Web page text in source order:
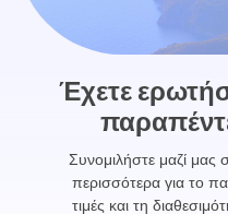
Έχετε
Συνομιλήστε μαζί
περισσότερα για το
τιμές και τη